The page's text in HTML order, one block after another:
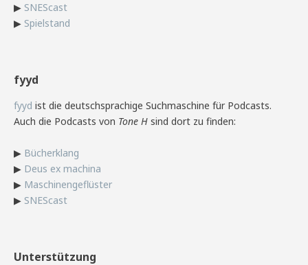
▶ SNEScast
▶ Spielstand
fyyd
fyyd ist die deutschsprachige Suchmaschine für Podcasts.
Auch die Podcasts von Tone H sind dort zu finden:
▶ Bücherklang
▶ Deus ex machina
▶ Maschinengeflüster
▶ SNEScast
Unterstützung